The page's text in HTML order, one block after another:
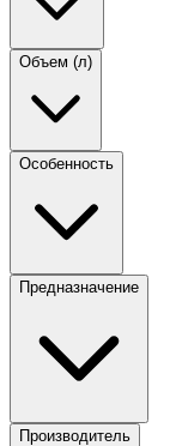
Объем (л)
Особенность
Предназначение
Производитель